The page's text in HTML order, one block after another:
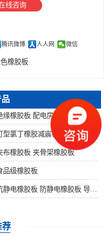
线咨询
腾讯微博 人人网 微信
橡胶板
缘橡胶板 配电房橡胶板
型氯丁橡胶减震板 橡胶支座
布橡胶板 夹骨架橡胶板
品级橡胶板
荐